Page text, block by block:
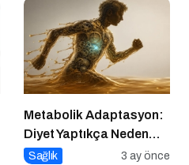
Metabolik Adaptasyon:
Diyet Yaptıkça Neden
Kilo Vermek Zorlaşır?
Sağlık 3 ay önce